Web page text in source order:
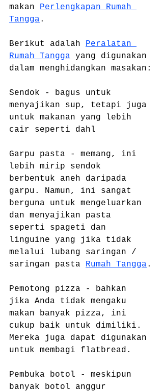
makan Perlengkapan Rumah
Tangga .
Berikut adalah Peralatan
Rumah Tangga yang digunakan
dalam menghidangkan masakan:
Sendok - bagus untuk
menyajikan sup, tetapi juga
untuk makanan yang lebih
cair seperti dahl
Garpu pasta - memang, ini
lebih mirip sendok
berbentuk aneh daripada
garpu. Namun, ini sangat
berguna untuk mengeluarkan
dan menyajikan pasta
seperti spageti dan
linguine yang jika tidak
melalui lubang saringan /
saringan pasta Rumah Tangga .
Pemotong pizza - bahkan
jika Anda tidak mengaku
makan banyak pizza, ini
cukup baik untuk dimiliki.
Mereka juga dapat digunakan
untuk membagi flatbread.
Pembuka botol - meskipun
banyak botol anggur